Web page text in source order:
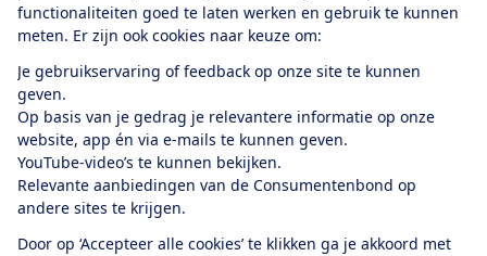
functionaliteiten goed te laten werken en gebruik te kunnen
meten. Er zijn ook cookies naar keuze om:
Je gebruikservaring of feedback op onze site te kunnen
geven.
Op basis van je gedrag je relevantere informatie op onze
website, app én via e-mails te kunnen geven.
YouTube-video’s te kunnen bekijken.
Relevante aanbiedingen van de Consumentenbond op
andere sites te krijgen.
Door op ‘Accepteer alle cookies’ te klikken ga je akkoord met
Boeken & Bladen
Download de app